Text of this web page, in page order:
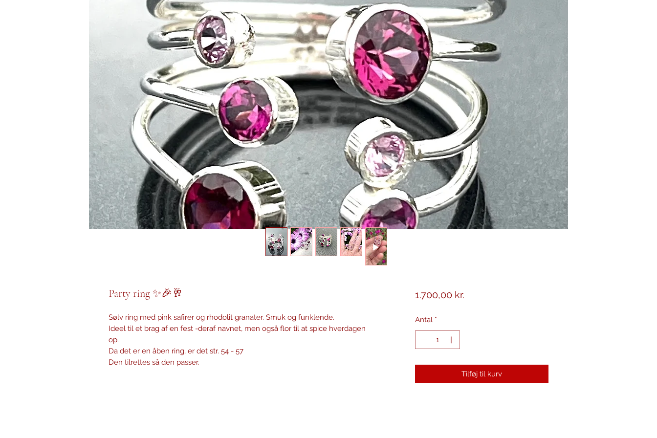
Party ring ✨🎉🥂
Sølv ring med pink safirer og rhodolit granater. Smuk og funklende.
Ideel til et brag af en fest -deraf navnet, men også flor til at spice hverdagen
op.
Da det er en åben ring, er det str. 54 - 57
Den tilrettes så den passer.
1.700,00 kr.
Antal *
Tilføj til kurv